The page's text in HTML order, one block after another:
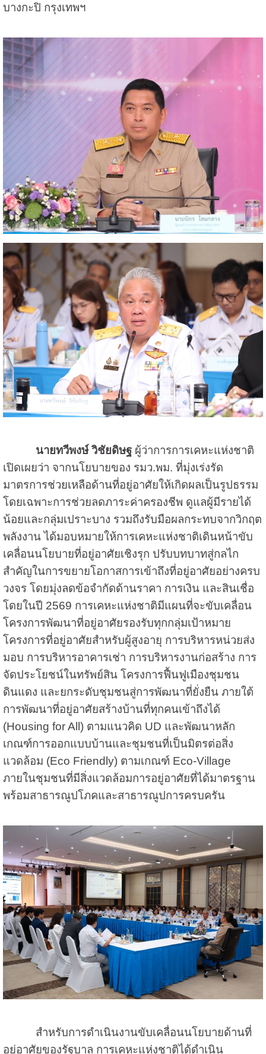
บางกะปิ กรุงเทพฯ
นายทวีพงษ์ วิชัยดิษฐผู้ว่าการการเคหะแห่งชาติ
เปิดเผยว่า จากนโยบายของ รมว.พม. ที่มุ่งเร่งรัด
มาตรการช่วยเหลือด้านที่อยู่อาศัยให้เกิดผลเป็นรูปธรรม
โดยเฉพาะการช่วยลดภาระค่าครองชีพ ดูแลผู้มีรายได้
น้อยและกลุ่มเปราะบาง รวมถึงรับมือผลกระทบจากวิกฤต
พลังงาน ได้มอบหมายให้การเคหะแห่งชาติเดินหน้าขับ
เคลื่อนนโยบายที่อยู่อาศัยเชิงรุก ปรับบทบาทสู่กลไก
สำคัญในการขยายโอกาสการเข้าถึงที่อยู่อาศัยอย่างครบ
วงจร โดยมุ่งลดข้อจำกัดด้านราคา การเงิน และสินเชื่อ
โดยในปี 2569 การเคหะแห่งชาติมีแผนที่จะขับเคลื่อน
โครงการพัฒนาที่อยู่อาศัยรองรับทุกกลุ่มเป้าหมาย
โครงการที่อยู่อาศัยสำหรับผู้สูงอายุ การบริหารหน่วยส่ง
มอบ การบริหารอาคารเช่า การบริหารงานก่อสร้าง การ
จัดประโยชน์ในทรัพย์สิน โครงการฟื้นฟูเมืองชุมชน
ดินแดง และยกระดับชุมชนสู่การพัฒนาที่ยั่งยืน ภายใต้
การพัฒนาที่อยู่อาศัยสร้างบ้านที่ทุกคนเข้าถึงได้
(Housing for All) ตามแนวคิด UD และพัฒนาหลัก
เกณฑ์การออกแบบบ้านและชุมชนที่เป็นมิตรต่อสิ่ง
แวดล้อม (Eco Friendly) ตามเกณฑ์ Eco-Village
ภายในชุมชนที่มีสิ่งแวดล้อมการอยู่อาศัยที่ได้มาตรฐาน
พร้อมสาธารณูปโภคและสาธารณูปการครบครัน
สำหรับการดำเนินงานขับเคลื่อนนโยบายด้านที่
อยู่อาศัยของรัฐบาล การเคหะแห่งชาติได้ดำเนิน